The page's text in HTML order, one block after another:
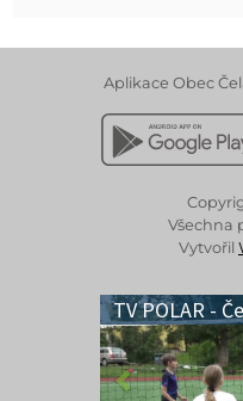
Aplikace Obec
Všechna
Vytvořil